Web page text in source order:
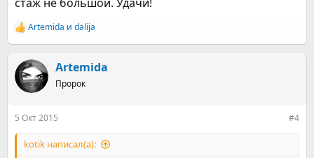
Р
е
к
ц
и
Artemida и dalija
Artemida
Пророк
5 Окт 2015 #4
kotik написал(а):